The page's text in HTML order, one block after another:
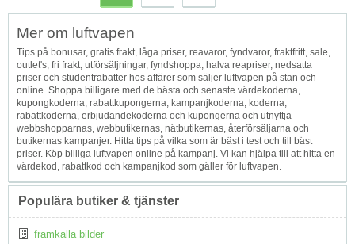
Topp
Mer om luftvapen
Tips på bonusar, gratis frakt, låga priser, reavaror, fyndvaror, fraktfritt, sale,
outlet's, fri frakt, utförsäljningar, fyndshoppa, halva reapriser, nedsatta
priser och studentrabatter hos affärer som säljer luftvapen på stan och
online. Shoppa billigare med de bästa och senaste värdekoderna,
kupongkoderna, rabattkupongerna, kampanjkoderna, koderna,
rabattkoderna, erbjudandekoderna och kupongerna och utnyttja
webbshopparnas, webbutikernas, nätbutikernas, återförsäljarna och
butikernas kampanjer. Hitta tips på vilka som är bäst i test och till bäst
priser. Köp billiga luftvapen online på kampanj. Vi kan hjälpa till att hitta en
värdekod, rabattkod och kampanjkod som gäller för luftvapen.
Populära butiker & tjänster
framkalla bilder